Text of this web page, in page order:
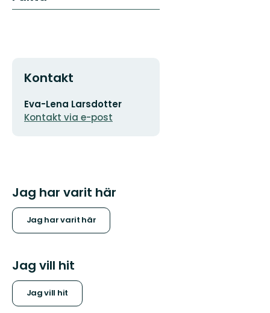
Kontakt
E-
postadress
Eva-Lena Larsdotter
Kontakt via e-post
Jag har varit här
Jag har varit här
Jag vill hit
Jag vill hit